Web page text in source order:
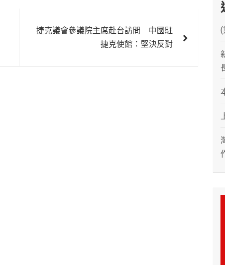
捷克議會參議院主席赴台訪問 中國駐
捷克使館：堅決反對
(